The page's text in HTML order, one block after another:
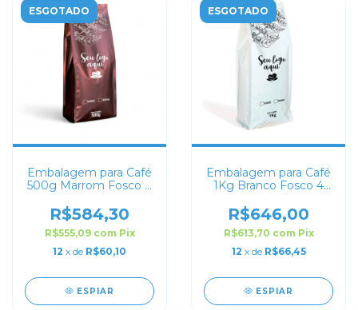
ESGOTADO
Embalagem para Café
500g Marrom Fosco 4
R$584,30
R$555,09 com Pix
12 x de R$60,10
ESPIAR
ESGOTADO
Embalagem para Café
1Kg Branco Fosco 4
R$646,00
R$613,70 com Pix
12 x de R$66,45
ESPIAR